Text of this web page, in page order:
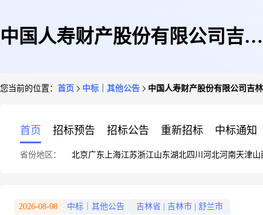
中国人寿财产股份有限公司吉林
您当前的位置： 首页 中标｜其他公告 中国人寿财产股份有限公司吉
首页 招标预告 招标公告 重新招标 中标通知
省份地区： 北京广东 上海江苏浙江山东湖北四川 河北河南天津山
2026-08-08 中标｜其他公告 吉林省 吉林市 舒兰市